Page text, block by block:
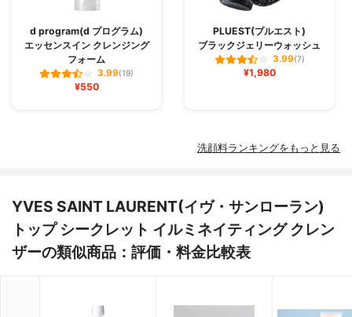
d program(d プログラム)
エッセンスイン クレンジング
フォーム
3.99(19)
¥550
PLUEST(プルエスト)
ブラックジェリーウォッシュ
3.99(7)
¥1,980
洗顔料ランキングをもっと見る
YVES SAINT LAURENT(イヴ・サンローラン)
トップ シークレット イルミネイティング クレン
ザーの類似商品：評価・料金比較表